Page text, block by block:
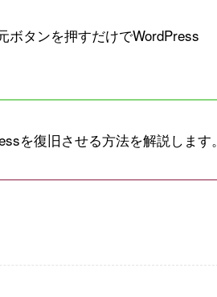
ボタンを押すだけでWordPress
を復旧させる方法を解説します。